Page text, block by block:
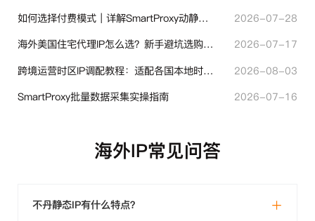
如何选择付费模式｜详解SmartProxy动静态计费体系
2026-07-28
海外美国住宅代理IP怎么选？新手避坑选购指南
2026-07-17
跨境运营时区IP调配教程：适配各国本地时区设置方法
2026-08-03
SmartProxy批量数据采集实操指南
2026-07-16
海外IP常见问答
不丹静态IP有什么特点？